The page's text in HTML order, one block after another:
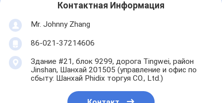
Контактная Информация
Mr. Johnny Zhang
86-021-37214606
Здание #21, блок 9299, дорога Tingwei, район
Jinshan, Шанхай 201505 (управление и офис по
сбыту: Шанхай Phidix торгуя CO., Ltd.)